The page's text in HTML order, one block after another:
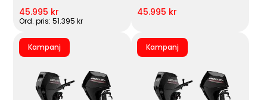
45.995 kr
Ord. pris: 51.395 kr
45.995 kr
Kampanj Kampanj